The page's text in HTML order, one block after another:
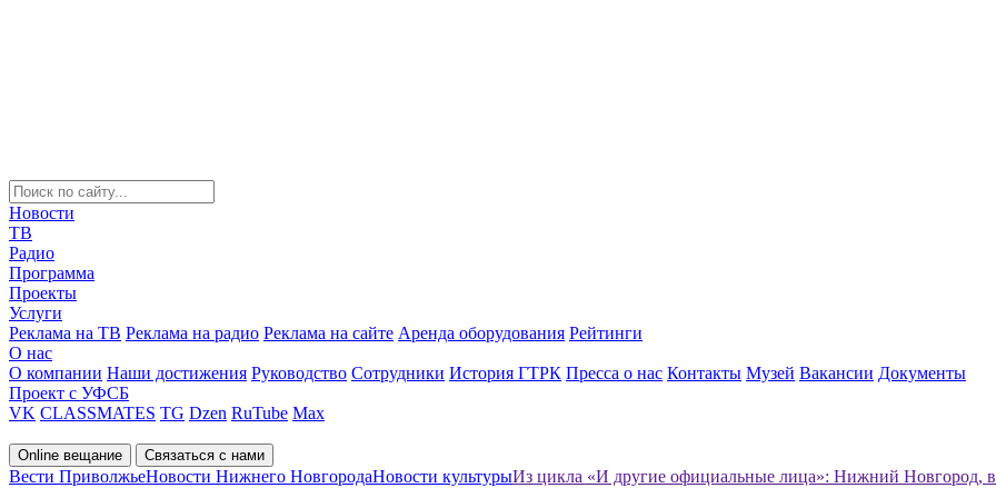
Новости
ТВ
Радио
Программа
Проекты
Услуги
Реклама на ТВ Реклама на радио Реклама на сайте Аренда оборудования Рейтинги
О нас
О компании Наши достижения Руководство Сотрудники История ГТРК Пресса о нас Контакты Музей Вакансии Документы
Проект с УФСБ
VK CLASSMATES TG Dzen RuTube Max
Online вещание Связаться с нами
Вести ПриволжьеНовости Нижнего НовгородаНовости культурыИз цикла «И другие официальные лица»: Нижний Новгород,